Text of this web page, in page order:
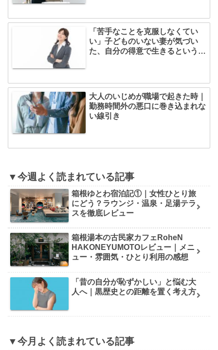
「苦手なことを克服しなくてい
い」子どものいない妻が気づい
た、自分の得意で生きるという選
大人のいじめが職場で起きた時｜
勤務時間外の悪口に巻き込まれな
い線引き
▼今週よく読まれている記事
箱根ゆとわ宿泊記①｜女性ひとり旅
にどう？ラウンジ・温泉・足湯テラ
スを徹底レビュー
箱根湯本の古民家カフェRoheN
HAKONEYUMOTOレビュー｜メニ
ュー・雰囲気・ひとり利用の感想
「昔の自分が恥ずかしい」と悩む大
人へ｜黒歴史との距離を置く考え方
▼今月よく読まれている記事